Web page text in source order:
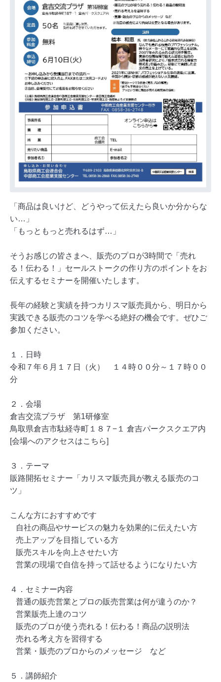
「商品は良いけど、どうやって伝えたら良いか分からな
い…」
「もっともっと売れるはず…」
そうお感じの皆さまへ、販売のプロが3時間で「売れ
る！伝わる！」セールストークの作り方のポイントをお
伝えするセミナーを開催いたします。
長年の経験と実績を持つカリスマ販売員から、明日から
実践できる販売のコツを学べる絶好の機会です。ぜひご
参加ください。
１．日時
令和７年６月１７日（火） １４時００分～１７時００
分
２．会場
倉吉交流プラザ 第1研修室
鳥取県倉吉市駄経寺町１８７−１ 倉吉パークスクエア内
[会場へのアクセスはこちら]
３．テーマ
販路開拓セミナー「カリスマ販売員が教える販売のコ
ツ」
こんな方におすすめです
自社の商品やサービスの魅力を効果的に伝えたい方
売上アップを目指している方
販売スキルを向上させたい方
営業の現場で自信を持って話せるようになりたい方
４．セミナー内容
普通の販売営業とプロの販売営業は何が違うのか？
営業販売上達のコツ
販売のプロが使う売れる！伝わる！商品の説明法
売れる考え方を習得する
営業・販売のプロからのメッセージ など
５．講師紹介